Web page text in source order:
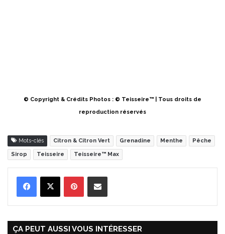
© Copyright & Crédits Photos : © Teisseire™ | Tous droits de
reproduction réservés
Mots-clés Citron & Citron Vert Grenadine Menthe Pêche
Sirop Teisseire Teisseire™ Max
ÇA PEUT AUSSI VOUS INTÉRESSER